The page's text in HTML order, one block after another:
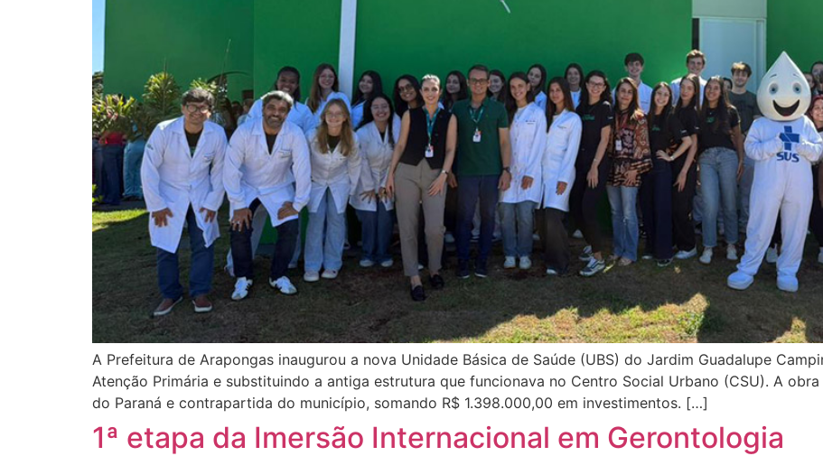
A Prefeitura de Arapongas inaugurou a nova Unidade Básica de Saúde (UBS) do Jardim Guadalupe
Atenção Primária e substituindo a antiga estrutura que funcionava no Centro Social Urbano (CSU). A
do Paraná e contrapartida do município, somando R$ 1.398.000,00 em investimentos. […]
1ª etapa da Imersão Internacional em Gerontologia